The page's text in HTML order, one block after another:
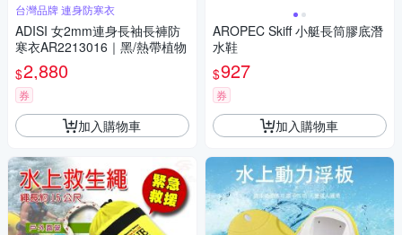
台灣品牌 連身防寒衣
ADISI 女2mm連身長袖長褲防
寒衣AR2213016｜黑/熱帶植物
$2,880
券
加入購物車
AROPEC Skiff 小艇長筒膠底潛
水鞋
$927
券
加入購物車